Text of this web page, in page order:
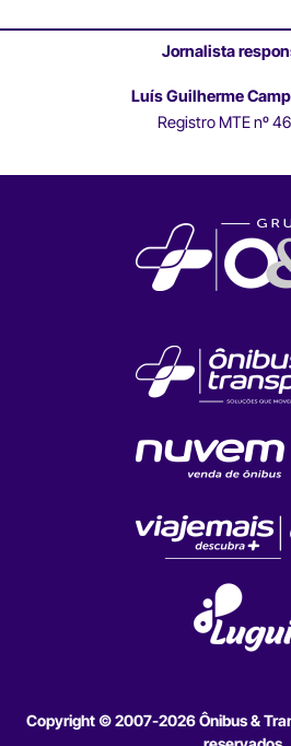
Jornalista
Luís Guilherme
Registro MTE nº
Copyright © 2007-2026 Ônibus &